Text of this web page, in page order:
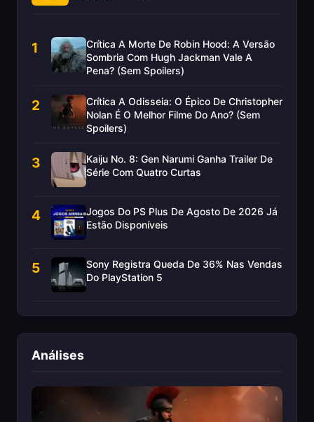
1
Crítica A Morte De Robin Hood: A Versão
Sombria Com Hugh Jackman Vale A
Pena? (Sem Spoilers)
2
Crítica A Odisseia: O Épico De Christopher
Nolan É O Melhor Filme Do Ano? (Sem
Spoilers)
3
Kaiju No. 8: Gen Narumi Ganha Trailer De
Série Com Quatro Curtas
4
Jogos Do PS Plus De Agosto De 2026 Já
Estão Disponíveis
5
Sony Registra Queda De 36% Nas Vendas
Do PlayStation 5
Análises